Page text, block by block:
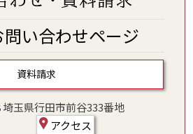
い合わせページ
資料請求
埼玉県行田市前谷333番地
アクセス